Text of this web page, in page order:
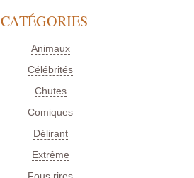
CATÉGORIES
Animaux
Célébrités
Chutes
Comiques
Délirant
Extrême